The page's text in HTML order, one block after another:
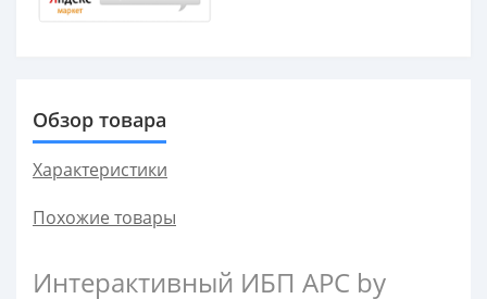
Обзор товара
Характеристики
Похожие товары
Интерактивный ИБП APC by